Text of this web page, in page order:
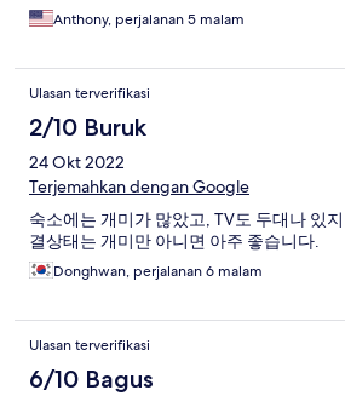
just to shave. Not the worst place but not
below average. Wouldn't stay again.
Anthony, perjalanan 5 malam
Ulasan terverifikasi
2/10 Buruk
24 Okt 2022
Terjemahkan dengan Google
숙소에는 개미가 많았고, TV도 두대나 있
결상태는 개미만 아니면 아주 좋습니다.
Donghwan, perjalanan 6 malam
Ulasan terverifikasi
6/10 Bagus